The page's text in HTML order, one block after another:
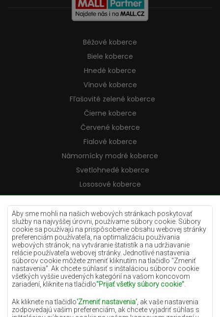
Aby sme mohli na našich webových stránkach poskytovať
služby na najvyššej úrovni, používame súbory cookie. Súbory
cookie sa používajú na prispôsobenie obsahu webovej stránky
preferenciám používateľa, na optimalizáciu používania
webových stránok, na vytváranie štatistík a na udržiavanie
relácie používateľa webovej stránky. Jednotlivé nastavenia
súborov cookie môžete zmeniť kliknutím na tlačidlo "Zmeniť
nastavenia". Ak chcete súhlasiť s inštaláciou súborov cookie
všetkých vyššie uvedených kategórií na vašom koncovom
zariadení, kliknite na tlačidlo"Prijať všetky súbory cookie"
Ak kliknete na tlačidlo'Zmeniť nastavenia' , ak vaše nastavenia
zodpovedajú vašim preferenciám, ak chcete vyjadriť súhlas s
Béžové koberce
Biele koberce
Hnedé koberce
Vínové koberce
Fľašovité zelené koberce
Čierne koberce
Červené koberce
Fialové koberce
Námornícky modré koberce
Svetlohnedé koberce
Lososové koberce
Krémové koberce
Lilac koberce
Žlté koberce
Mätové koberce
Modré koberce
Oranžové koberce
Ružové koberce
Šedé koberce
Terakotové koberce